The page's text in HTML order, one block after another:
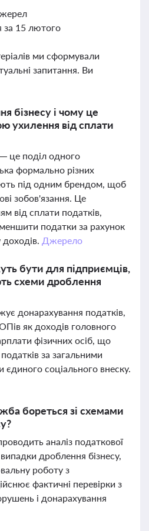
за 15 лютого
ми сформували
запитання. Ви
бізнесу і чому це
ухилення від сплати
це поділ одного
формально різних
під одним брендом, щоб
зобов'язання. Це
від сплати податків,
податки за рахунок
Джерело
бути для підприємців,
схеми дроблення
донарахування податків,
як доходів головного
фізичних осіб, що
за загальними
єдиного соціального внеску.
бореться зі схемами
аналіз податкової
дроблення бізнесу,
роботу з
фактичні перевірки з
і донарахування